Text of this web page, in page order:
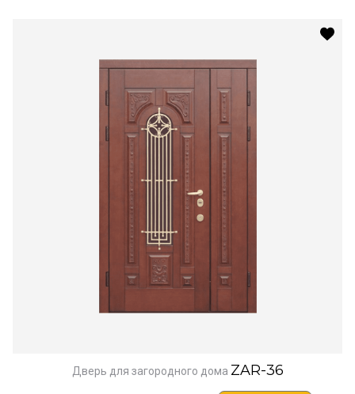
Дверь для загородного дома ZAR-36